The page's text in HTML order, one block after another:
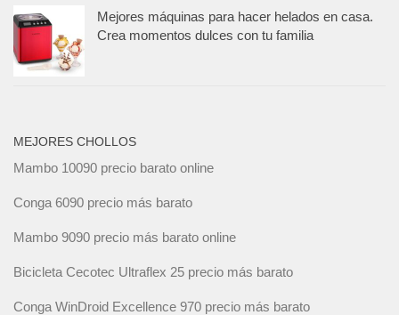
Mejores máquinas para hacer helados en casa.
Crea momentos dulces con tu familia
MEJORES CHOLLOS
Mambo 10090 precio barato online
Conga 6090 precio más barato
Mambo 9090 precio más barato online
Bicicleta Cecotec Ultraflex 25 precio más barato
Conga WinDroid Excellence 970 precio más barato